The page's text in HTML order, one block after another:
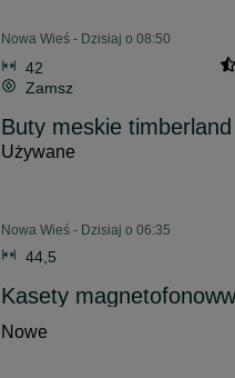
Nowa Wieś - Dzisiaj o 08:50
42
Zamsz
Buty meskie
Używane
Nowa Wieś - Dzisiaj o 06:35
44,5
Kasety
Nowe